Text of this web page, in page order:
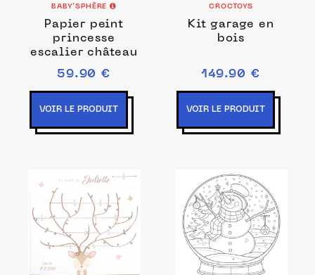
BABY’SPHÈRE
Papier peint
princesse
escalier château
59.90 €
VOIR LE PRODUIT
CROCTOYS
Kit garage en
bois
149.90 €
VOIR LE PRODUIT